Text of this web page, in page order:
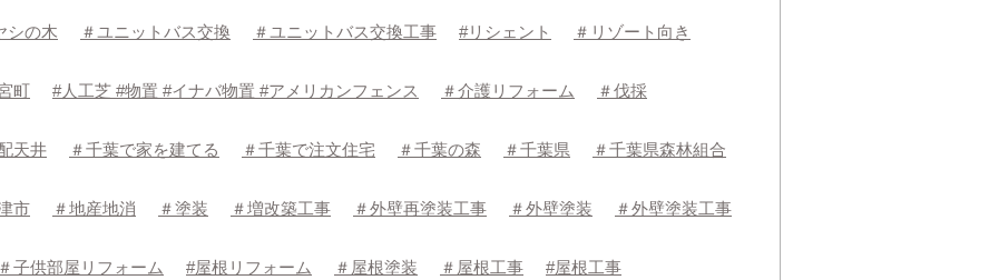
シの木 ＃ユニットバス交換 ＃ユニットバス交換工事 #リシェント ＃リゾート向き
町 #人工芝 #物置 #イナバ物置 #アメリカンフェンス ＃介護リフォーム ＃伐採
天井 ＃千葉で家を建てる ＃千葉で注文住宅 ＃千葉の森 ＃千葉県 ＃千葉県森林組合
市 ＃地産地消 ＃塗装 ＃増改築工事 ＃外壁再塗装工事 ＃外壁塗装 ＃外壁塗装工事
＃子供部屋リフォーム #屋根リフォーム ＃屋根塗装 ＃屋根工事 #屋根工事